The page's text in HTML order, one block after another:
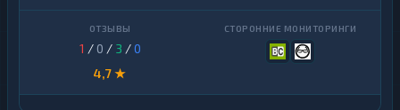
1 / 0 / 3 /0
4,7 ★